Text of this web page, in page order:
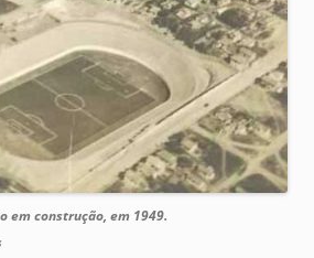
em construção, em 1949.